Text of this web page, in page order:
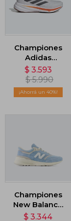
Championes
Adidas
Response
Super - Gris
$ 3.593
$ 5.990
40
Championes
New Balance
997 - Azul
$ 3.344